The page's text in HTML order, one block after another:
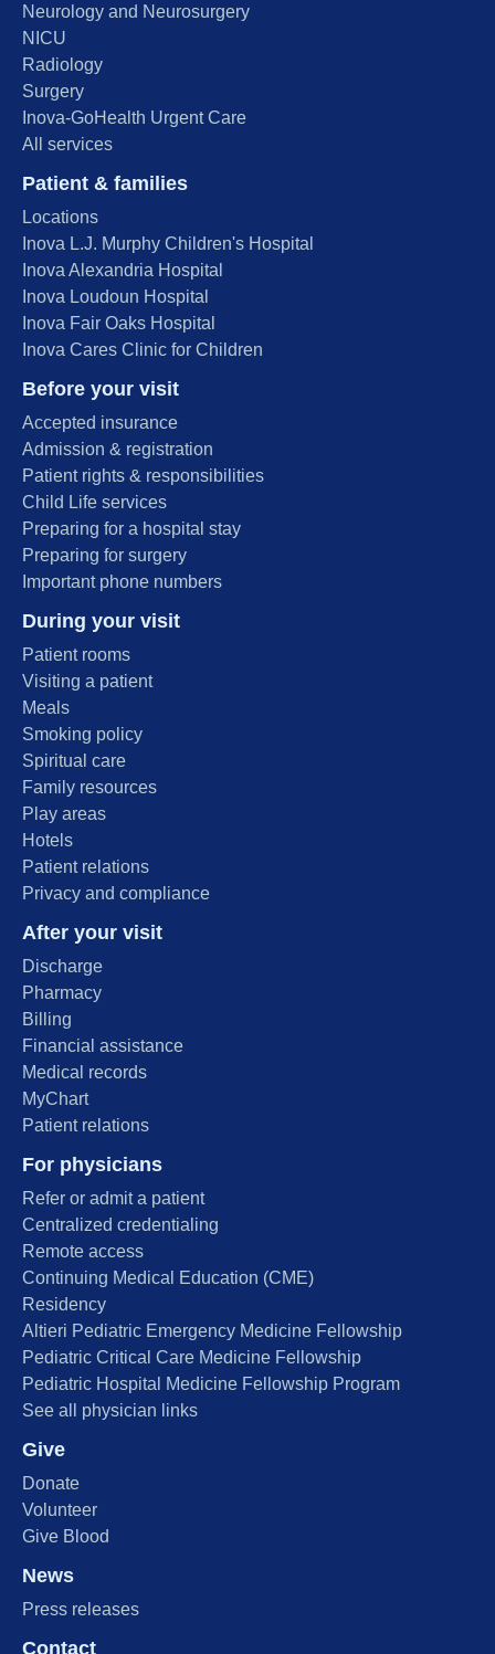
Neurology and Neurosurgery
NICU
Radiology
Surgery
Inova-GoHealth Urgent Care
All services
Patient & families
Locations
Inova L.J. Murphy Children's Hospital
Inova Alexandria Hospital
Inova Loudoun Hospital
Inova Fair Oaks Hospital
Inova Cares Clinic for Children
Before your visit
Accepted insurance
Admission & registration
Patient rights & responsibilities
Child Life services
Preparing for a hospital stay
Preparing for surgery
Important phone numbers
During your visit
Patient rooms
Visiting a patient
Meals
Smoking policy
Spiritual care
Family resources
Play areas
Hotels
Patient relations
Privacy and compliance
After your visit
Discharge
Pharmacy
Billing
Financial assistance
Medical records
MyChart
Patient relations
For physicians
Refer or admit a patient
Centralized credentialing
Remote access
Continuing Medical Education (CME)
Residency
Altieri Pediatric Emergency Medicine Fellowship
Pediatric Critical Care Medicine Fellowship
Pediatric Hospital Medicine Fellowship Program
See all physician links
Give
Donate
Volunteer
Give Blood
News
Press releases
Contact